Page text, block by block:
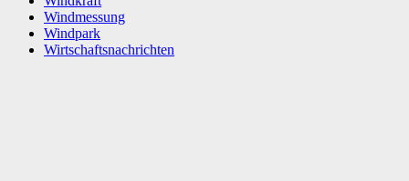
Windmessung
Windpark
Wirtschaftsnachrichten